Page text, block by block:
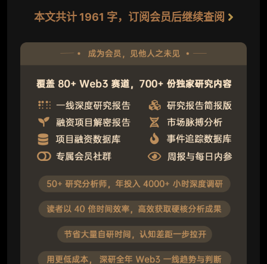
本文共计 1961 字，订阅会员后继续查阅